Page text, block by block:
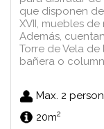
que disponen
XVII, muebles
Además,
Torre de Vela
bañera o
Max. 2
20m2